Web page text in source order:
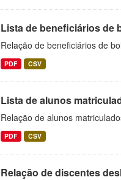
Lista de beneficiários de
Relação de beneficiários de
PDF CSV
Lista de alunos
Relação de alunos
PDF CSV
Relação de discentes